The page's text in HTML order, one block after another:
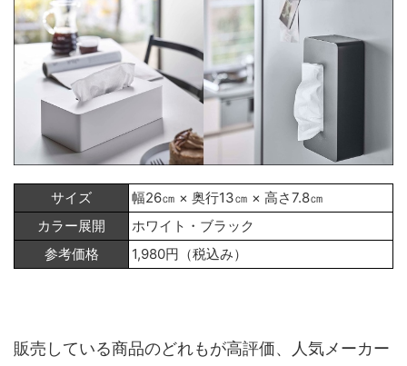
サイズ
幅26㎝ × 奥行13㎝ × 高さ7.8㎝
カラー展開
ホワイト・ブラック
参考価格
1,980円（税込み）
販売している商品のどれもが高評価、人気メーカー